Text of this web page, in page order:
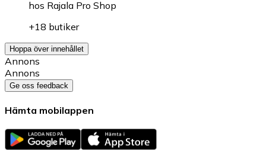
hos Rajala Pro Shop
+18 butiker
Hoppa över innehållet
Annons
Annons
Ge oss feedback
Hämta mobilappen